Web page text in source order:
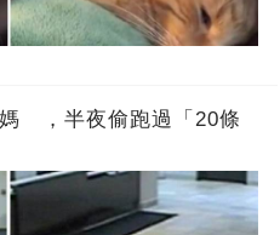
，半夜偷跑過「20條